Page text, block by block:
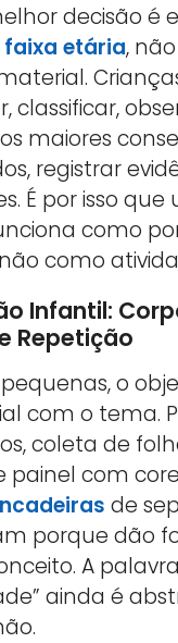
decisão é
faixa etária,
classificar,
maiores
registrar
É por isso
como
como
Infantil:
Repetição
o
com o tema.
coleta de
com
de
porque dão
A palavra
ainda é